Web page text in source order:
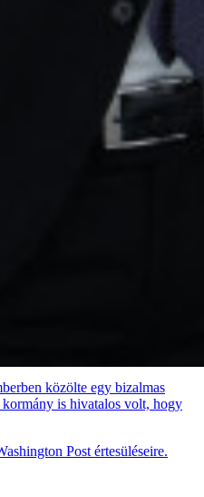
közölte egy bizalmas
kormány is hivatalos volt, hogy
Post értesüléseire.